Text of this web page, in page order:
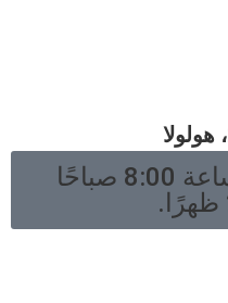
أيام الأسبوع من الساعة 8:00 صباحًا